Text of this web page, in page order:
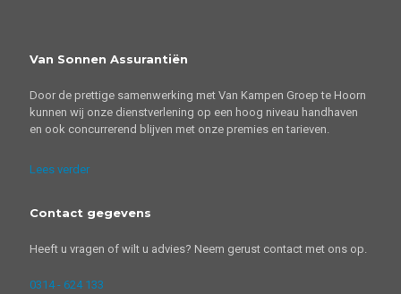
Van Sonnen Assurantiën
Door de prettige samenwerking met Van Kampen Groep te Hoorn
kunnen wij onze dienstverlening op een hoog niveau handhaven
en ook concurrerend blijven met onze premies en tarieven.
Lees verder
Contact gegevens
Heeft u vragen of wilt u advies? Neem gerust contact met ons op.
0314 - 624 133